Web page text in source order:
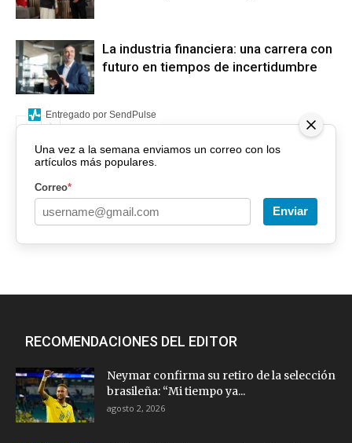
La industria financiera: una carrera con
futuro en tiempos de incertidumbre
Una vez a la semana enviamos un correo con los
artículos más populares.
Correo*
Enviar
Entregado por SendPulse
RECOMENDACIONES DEL EDITOR
Neymar confirma su retiro de la selección
brasileña: “Mi tiempo ya...
agosto 2, 2026